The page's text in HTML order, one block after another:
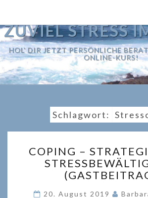
ZUVIEL STRESS
HOL' DIR JETZT PERSÖNLICHE
ONLINE-KURS!
Schlagwort:
–
ZUR
COPING –
20. August 2019